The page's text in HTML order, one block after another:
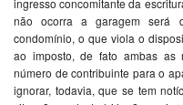
ingresso concomitante da
não ocorra a garagem será
condomínio, o que viola o
ao imposto, de fato ambas as
número de contribuinte para o
ignorar, todavia, que se tem